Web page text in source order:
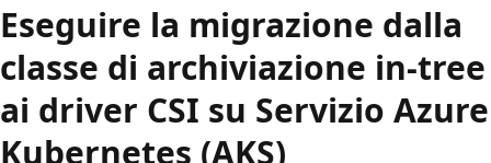
Eseguire la migrazione dalla
classe di archiviazione in-tree
ai driver CSI su Servizio Azure
Kubernetes (AKS)